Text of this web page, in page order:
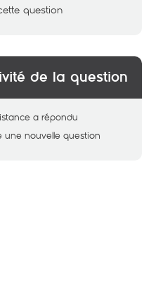
question
de la question
a répondu
une nouvelle question